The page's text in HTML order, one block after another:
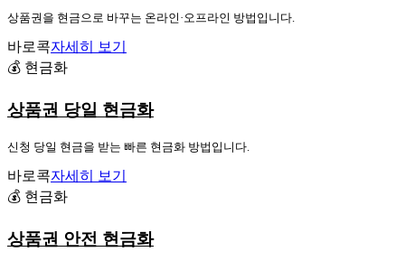
상품권을 현금으로 바꾸는 온라인·오프라인 방법입니다.
바로콕자세히 보기
💰 현금화
상품권 당일 현금화
신청 당일 현금을 받는 빠른 현금화 방법입니다.
바로콕자세히 보기
💰 현금화
상품권 안전 현금화